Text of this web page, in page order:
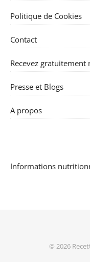
Politique de Cookies
Contact
Recevez gratuitement
Presse et Blogs
A propos
Informations
© 2026